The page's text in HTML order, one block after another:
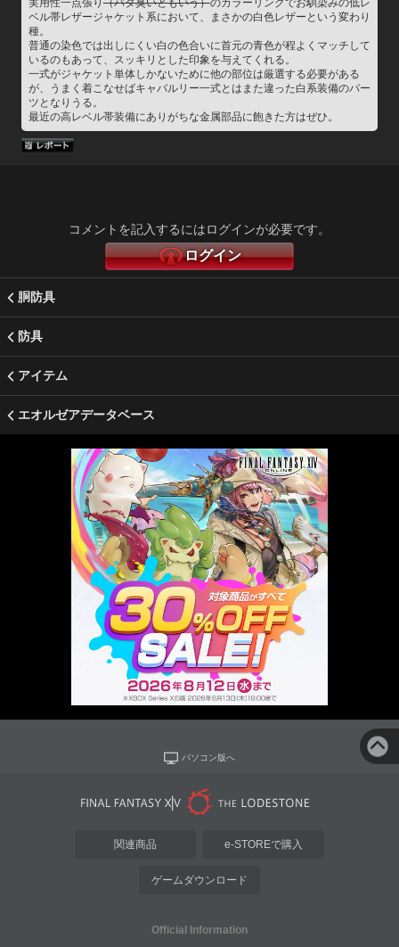
実用性一点張り （バタ臭いともいう）のカラーリングでお馴染みの低レ
ベル帯レザージャケット系において、まさかの白色レザーという変わり
種。
普通の染色では出しにくい白の色合いに首元の青色が程よくマッチして
いるのもあって、スッキリとした印象を与えてくれる。
一式がジャケット単体しかないために他の部位は厳選する必要がある
が、うまく着こなせばキャバルリー一式とはまた違った白系装備のパー
ツとなりうる。
最近の高レベル帯装備にありがちな金属部品に飽きた方はぜひ。
コメントを記入するにはログインが必要です。
ログイン
胴防具
防具
アイテム
エオルゼアデータベース
パソコン版へ
関連商品 e-STOREで購入
ゲームダウンロード
Official Information